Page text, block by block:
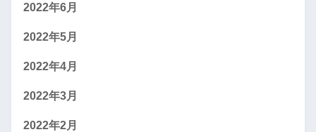
2022年6月
2022年5月
2022年4月
2022年3月
2022年2月